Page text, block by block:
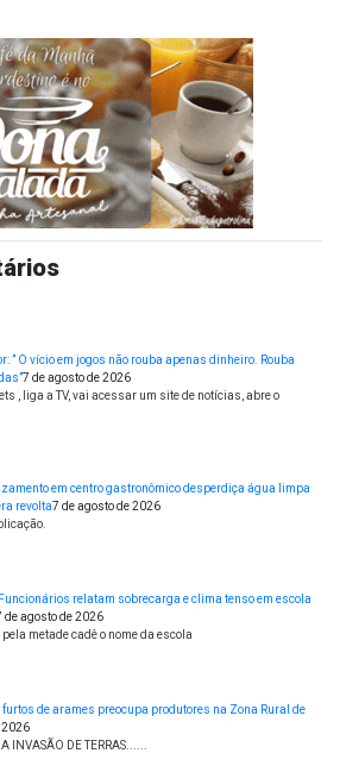
” O vício em jogos não rouba apenas dinheiro. Rouba
7 de agosto de 2026
, liga a TV, vai acessar um site de notícias, abre o
em centro gastronômico desperdiça água limpa
revolta7 de agosto de 2026
Funcionários relatam sobrecarga e clima tenso em escola
de agosto de 2026
metade cadê o nome da escola
furtos de arames preocupa produtores na Zona Rural de
2026
INVASÃO DE TERRAS......